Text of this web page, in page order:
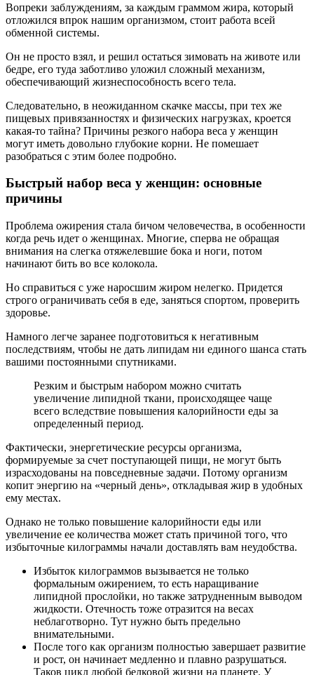
Вопреки заблуждениям, за каждым граммом жира, который
отложился впрок нашим организмом, стоит работа всей
обменной системы.
Он не просто взял, и решил остаться зимовать на животе или
бедре, его туда заботливо уложил сложный механизм,
обеспечивающий жизнеспособность всего тела.
Следовательно, в неожиданном скачке массы, при тех же
пищевых привязанностях и физических нагрузках, кроется
какая-то тайна? Причины резкого набора веса у женщин
могут иметь довольно глубокие корни. Не помешает
разобраться с этим более подробно.
Быстрый набор веса у женщин: основные
причины
Проблема ожирения стала бичом человечества, в особенности
когда речь идет о женщинах. Многие, сперва не обращая
внимания на слегка отяжелевшие бока и ноги, потом
начинают бить во все колокола.
Но справиться с уже наросшим жиром нелегко. Придется
строго ограничивать себя в еде, заняться спортом, проверить
здоровье.
Намного легче заранее подготовиться к негативным
последствиям, чтобы не дать липидам ни единого шанса стать
вашими постоянными спутниками.
Резким и быстрым набором можно считать
увеличение липидной ткани, происходящее чаще
всего вследствие повышения калорийности еды за
определенный период.
Фактически, энергетические ресурсы организма,
формируемые за счет поступающей пищи, не могут быть
израсходованы на повседневные задачи. Потому организм
копит энергию на «черный день», откладывая жир в удобных
ему местах.
Однако не только повышение калорийности еды или
увеличение ее количества может стать причиной того, что
избыточные килограммы начали доставлять вам неудобства.
Избыток килограммов вызывается не только
формальным ожирением, то есть наращивание
липидной прослойки, но также затрудненным выводом
жидкости. Отечность тоже отразится на весах
неблаготворно. Тут нужно быть предельно
внимательными.
После того как организм полностью завершает развитие
и рост, он начинает медленно и плавно разрушаться.
Таков цикл любой белковой жизни на планете. У